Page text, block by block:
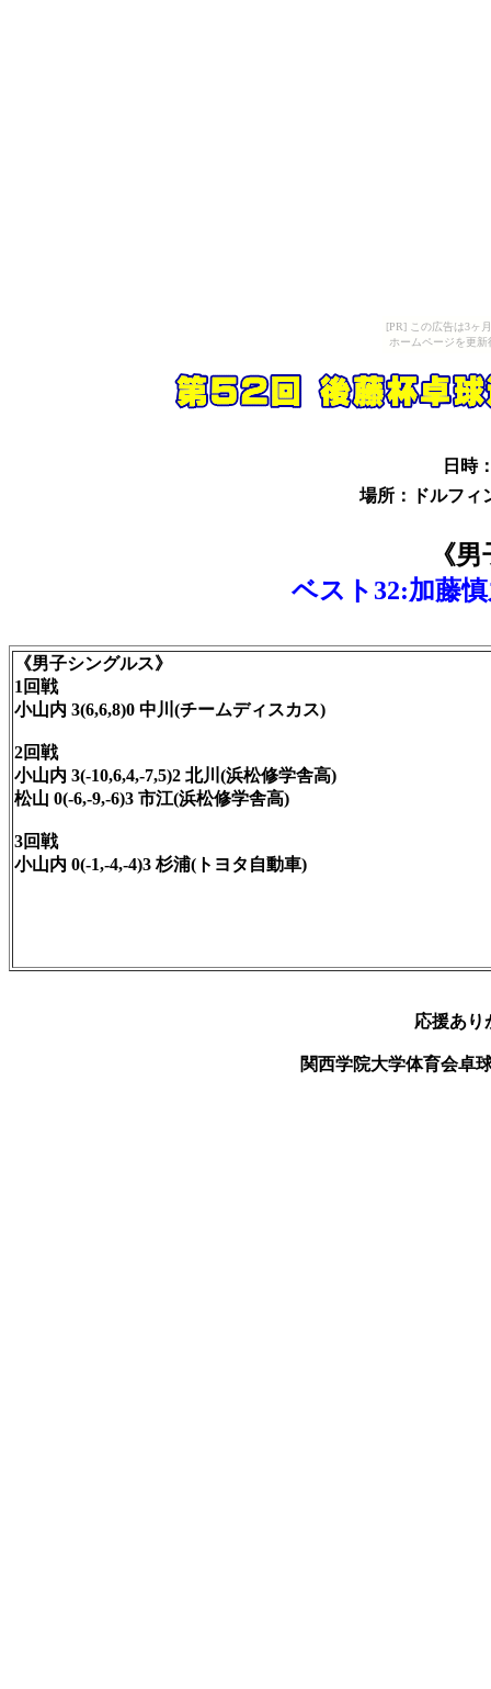
[PR] この広告は3ヶ
ホームページを更
日時
場所：ドルフィ
《
ベスト32:加藤
《男子シングルス》
1回戦
小山内 3(6,6,8)0 中川(チームディスカス)
2回戦
小山内 3(-10,6,4,-7,5)2 北川(浜松修学舎高)
松山 0(-6,-9,-6)3 市江(浜松修学舎高)
3回戦
小山内 0(-1,-4,-4)3 杉浦(トヨタ自動車)
応援あり
関西学院大学体育会卓